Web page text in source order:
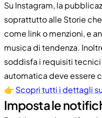
Su Instagram, la
soprattutto alle Storie
come link o menzioni, e
musica di tendenza.
soddisfa i requisiti
automatica deve essere
👉 Scopri tutti i dettagli
Imposta le